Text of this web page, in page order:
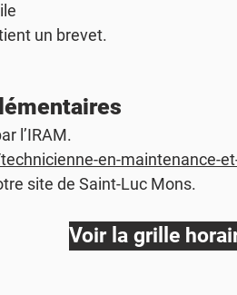
un brevet.
l’IRAM.
en-maintenance-
site de Saint-Luc Mons.
Voir la grille